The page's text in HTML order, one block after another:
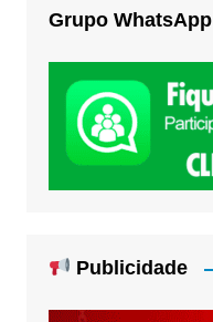
Grupo WhatsApp
Publicidade